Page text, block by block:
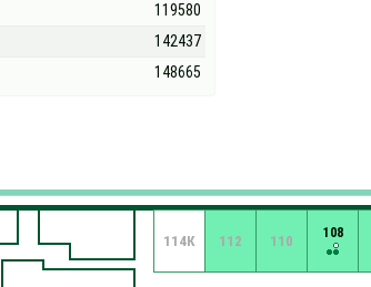
119580
142437
148665
108
110
112
114К